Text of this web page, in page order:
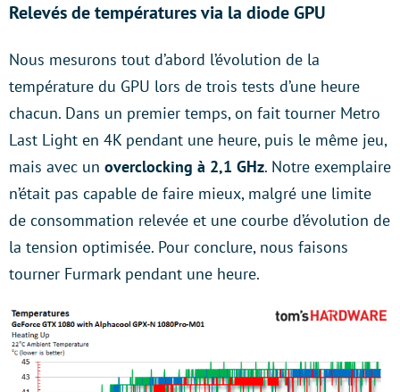
Relevés de températures via la diode GPU
Nous mesurons tout d’abord l’évolution de la
température du GPU lors de trois tests d’une heure
chacun. Dans un premier temps, on fait tourner Metro
Last Light en 4K pendant une heure, puis le même jeu,
mais avec un overclocking à 2,1 GHz. Notre exemplaire
n’était pas capable de faire mieux, malgré une limite
de consommation relevée et une courbe d’évolution de
la tension optimisée. Pour conclure, nous faisons
tourner Furmark pendant une heure.